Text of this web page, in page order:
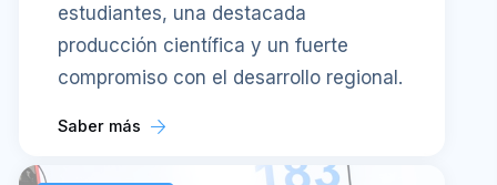
estudiantes, una destacada
producción científica y un fuerte
compromiso con el desarrollo regional.
Saber más